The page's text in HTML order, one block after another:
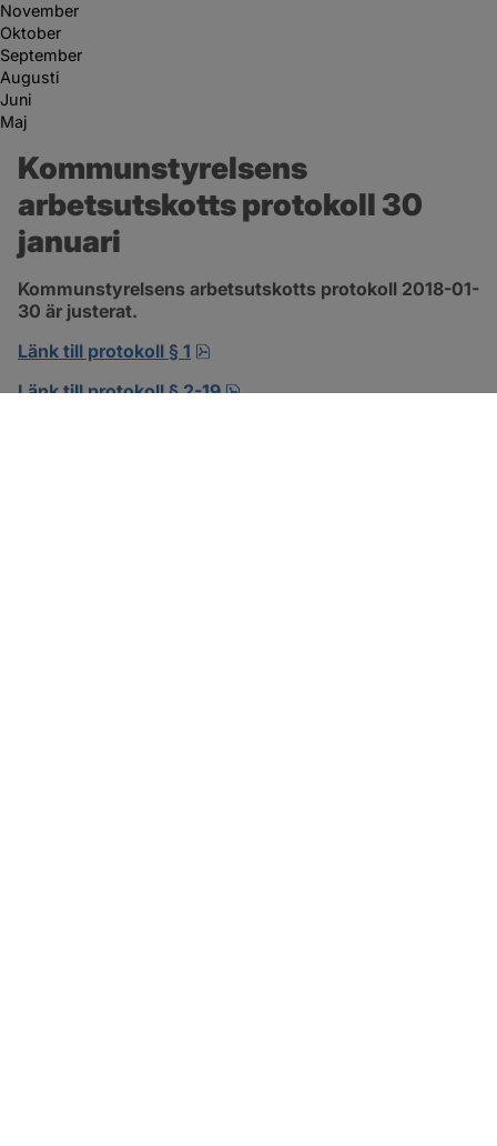
November
Oktober
September
Augusti
Juni
Maj
Kommunstyrelsens
arbetsutskotts protokoll 30
januari
Kommunstyrelsens arbetsutskotts protokoll 2018-01-
30 är justerat.
Länk till protokoll § 1
Länk till protokoll § 2-19
pdf, 302.8 kB, öppnas i nytt